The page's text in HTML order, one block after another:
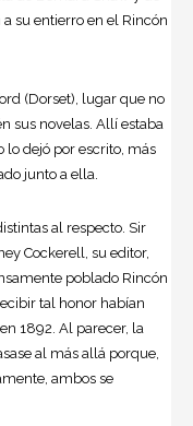
su entierro en el Rincón
(Dorset), lugar que no
sus novelas. Allí estaba
lo dejó por escrito, más
junto a ella.
al respecto. Sir
Cockerell, su editor,
poblado Rincón
tal honor habían
1892. Al parecer, la
al más allá porque,
ambos se